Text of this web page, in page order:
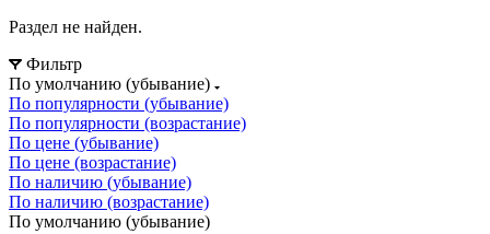
Раздел не найден.
Фильтр
По умолчанию (убывание)
По популярности (убывание)
По популярности (возрастание)
По цене (убывание)
По цене (возрастание)
По наличию (убывание)
По наличию (возрастание)
По умолчанию (убывание)